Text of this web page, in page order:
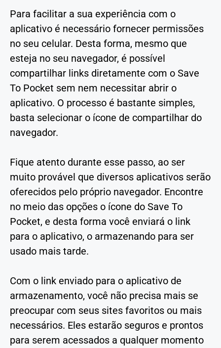
Para facilitar a sua experiência com o
aplicativo é necessário fornecer permissões
no seu celular. Desta forma, mesmo que
esteja no seu navegador, é possível
compartilhar links diretamente com o Save
To Pocket sem nem necessitar abrir o
aplicativo. O processo é bastante simples,
basta selecionar o ícone de compartilhar do
navegador.
Fique atento durante esse passo, ao ser
muito provável que diversos aplicativos serão
oferecidos pelo próprio navegador. Encontre
no meio das opções o ícone do Save To
Pocket, e desta forma você enviará o link
para o aplicativo, o armazenando para ser
usado mais tarde.
Com o link enviado para o aplicativo de
armazenamento, você não precisa mais se
preocupar com seus sites favoritos ou mais
necessários. Eles estarão seguros e prontos
para serem acessados a qualquer momento